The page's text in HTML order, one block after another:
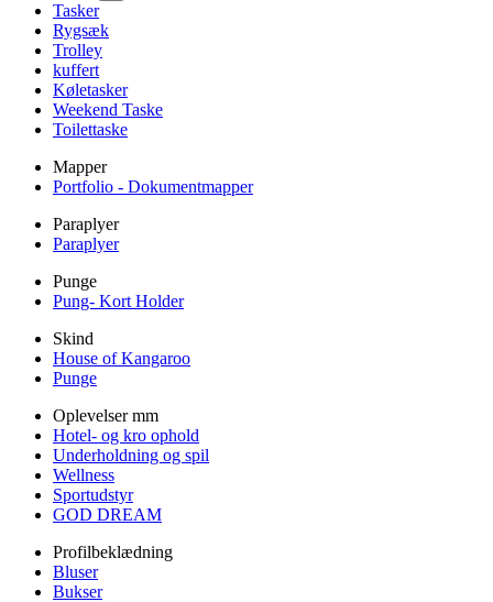
Tasker
Rygsæk
Trolley
kuffert
Køletasker
Weekend Taske
Toilettaske
Mapper
Portfolio - Dokumentmapper
Paraplyer
Paraplyer
Punge
Pung- Kort Holder
Skind
House of Kangaroo
Punge
Oplevelser mm
Hotel- og kro ophold
Underholdning og spil
Wellness
Sportudstyr
GOD DREAM
Profilbeklædning
Bluser
Bukser